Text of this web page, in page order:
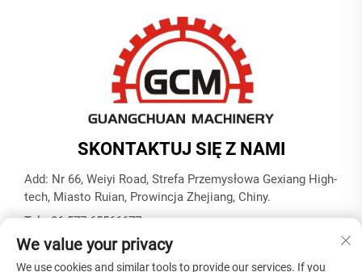
SKONTAKTUJ SIĘ Z NAMI
Add: Nr 66, Weiyi Road, Strefa Przemysłowa Gexiang High-
tech, Miasto Ruian, Prowincja Zhejiang, Chiny.
Tel:+86-577-65566677
E-mail: [email protected]
We value your privacy
We use cookies and similar tools to provide our services. If you